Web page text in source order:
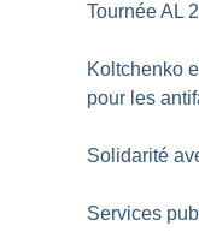
Tournée AL
Koltchenko
pour les
Solidarité
Services